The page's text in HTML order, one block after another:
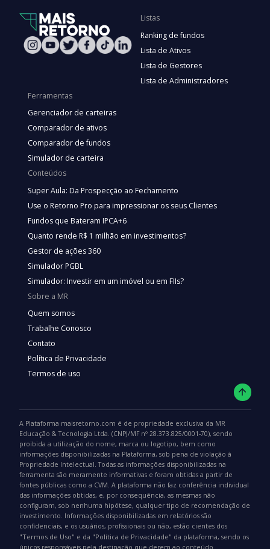
Listas
Ranking de fundos
Lista de Ativos
Lista de Gestores
Lista de Administradores
Ferramentas
Gerenciador de carteiras
Comparador de ativos
Comparador de fundos
Simulador de carteira
Conteúdos
Super Aula: Da Prospecção ao Fechamento
Use o Retorno Pro para impressionar os seus Clientes
Fundos que Bateram IPCA+6
Quanto rende R$ 1 milhão em investimentos?
Gestor de ações 360
Simulador PGBL
Simulador: Investir em um imóvel ou em FIIs?
Sobre a MR
Quem somos
Trabalhe Conosco
Contato
Política de Privacidade
Termos de uso
A Plataforma maisretorno.com é de propriedade exclusiva da MR
Educação & Tecnologia Ltda. (CNPJ/MF nº 28.373.825/0001-70), sendo
proibida a utilização do nome, marca ou logotipo, bem como
informações disponibilizadas na Plataforma, sob pena de violação à
Propriedade Intelectual. Todas as informações disponibilizadas na
ferramenta são meramente informativas e foram obtidas a partir de
fontes públicas como a CVM. A plataforma não faz conferência individual
das informações obtidas, e, por consequência, as mesmas não
configuram, sob nenhuma hipótese, qualquer tipo de recomendação de
investimento. Informações disponibilizadas em relatórios são
confidenciais, e os usuários, profissionais ou não, estão cientes dos
"Termos de Uso" e da "Política de Privacidade" da plataforma, sendo os